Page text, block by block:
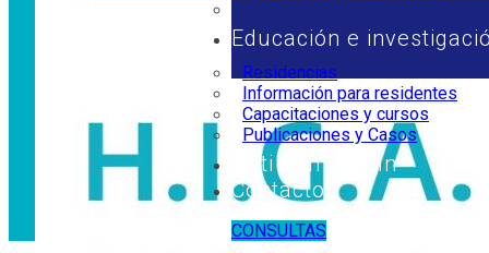
Educación e
Residencias
Información para residentes
Capacitaciones y cursos
Publicaciones y Casos
Noti San Martín
Contacto
CONSULTAS